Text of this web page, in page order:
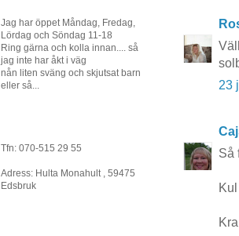
23
Så
Jag har öppet Måndag, Fredag,
Lördag och Söndag 11-18
Ring gärna och kolla innan.... så
jag inte har åkt i väg
nån liten sväng och skjutsat barn
eller så...
Tfn: 070-515 29 55
Adress: Hulta Monahult , 59475
Edsbruk